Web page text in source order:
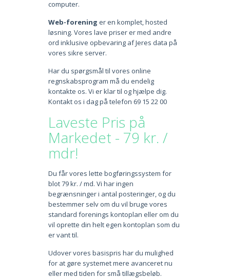
computer.
Web-forening er en komplet, hosted
løsning. Vores lave priser er med andre
ord inklusive opbevaring af Jeres data på
vores sikre server.
Har du spørgsmål til vores online
regnskabsprogram må du endelig
kontakte os. Vi er klar til og hjælpe dig.
Kontakt os i dag på telefon 69 15 22 00
Laveste Pris på
Markedet - 79 kr. /
mdr!
Du får vores lette bogføringssystem for
blot 79 kr. / md. Vi har ingen
begrænsninger i antal posteringer, og du
bestemmer selv om du vil bruge vores
standard forenings kontoplan eller om du
vil oprette din helt egen kontoplan som du
er vant til.
Udover vores basispris har du mulighed
for at gøre systemet mere avanceret nu
eller med tiden for små tillægsbeløb.